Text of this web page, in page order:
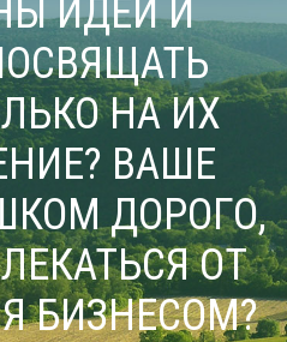
ИДЕЙ И
НА ИХ
ВАШЕ
ДОРОГО,
ОТ
БИЗНЕСОМ?